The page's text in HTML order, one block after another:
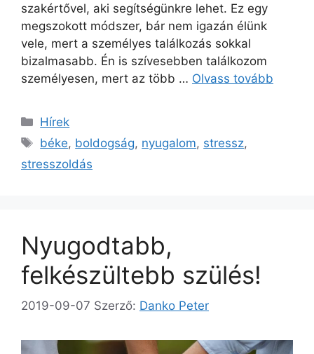
szakértővel, aki segítségünkre lehet. Ez egy
megszokott módszer, bár nem igazán élünk
vele, mert a személyes találkozás sokkal
bizalmasabb. Én is szívesebben találkozom
személyesen, mert az több … Olvass tovább
Kategória
Hírek
Címkék
béke, boldogság, nyugalom, stressz,
stresszoldás
Nyugodtabb,
felkészültebb szülés!
2019-09-07 Szerző: Danko Peter